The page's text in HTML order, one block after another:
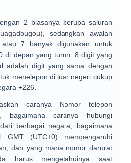
2 biasanya berupa saluran
sedangkan awalan
7 banyak digunakan untuk
di depan yang turun: 8 digit yang
adalah digit yang sama dengan
menelepon di luar negeri cukup
+226.
caranya Nomor telepon
bagaimana caranya hubungi
dari berbagai negara, bagaimana
GMT (UTC+0) mempengaruhi
dan yang mana nomor darurat
harus mengetahuinya saat